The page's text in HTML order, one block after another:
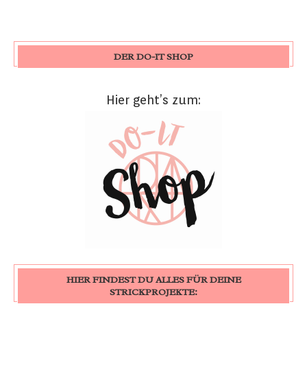
DER DO-IT SHOP
Hier geht’s zum:
HIER FINDEST DU ALLES FÜR DEINE
STRICKPROJEKTE: